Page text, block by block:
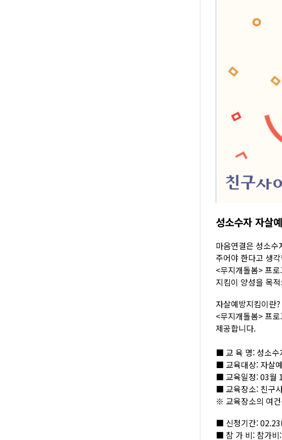
성소수자 자살
마음연결은 성소
주어야 한다고 생
<무지개돌봄> 프
지킴이 양성을 목
자살예방지킴이란
<무지개돌봄> 프
제공합니다.
■ 교 육 명: 성소수
■ 교육대상: 자살
■ 교육일정: 03월
■ 교육장소: 친구
※ 교육장소의 여
■ 신청기간:
■ 참 가 비: 참가비